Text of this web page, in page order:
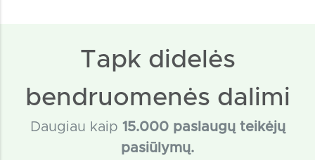
Tapk didelės
bendruomenės dalimi
Daugiau kaip 15.000 paslaugų teikėjų
pasiūlymų.